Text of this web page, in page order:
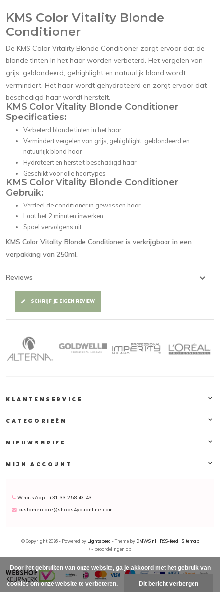
KMS Color Vitality Blonde
Conditioner
De KMS Color Vitality Blonde Conditioner zorgt ervoor dat de
blonde tinten in het haar worden verbeterd. Het vergelen van
grijs, geblondeerd, gehighlight en natuurlijk blond wordt
vermindert. Het haar wordt gehydrateerd en zorgt ervoor dat
beschadigd haar wordt herstelt.
KMS Color Vitality Blonde Conditioner
Specificaties:
Verbeterd blonde tinten in het haar
Vermindert vergelen van grijs, gehighlight, geblondeerd en
natuurlijk blond haar
Hydrateert en herstelt beschadigd haar
Geschikt voor alle haartypes
KMS Color Vitality Blonde Conditioner
Gebruik:
Verdeel de conditioner in gewassen haar
Laat het 2 minuten inwerken
Spoel vervolgens uit
KMS Color Vitality Blonde Conditioner is verkrijgbaar in een
verpakking van 250ml.
Reviews
SCHRIJF JE EIGEN REVIEW
KLANTENSERVICE
CATEGORIEËN
NIEUWSBRIEF
MIJN ACCOUNT
WhatsApp: +31 33 258 43 43
customercare@shops4youonline.com
© Copyright 2026 - Powered by Lightspeed - Theme by DMWS.nl RSS-feed
Sitemap
/- beoordelingen op
Door het gebruiken van onze website, ga je akkoord met het gebruik van
cookies om onze website te verbeteren. Dit bericht verbergen